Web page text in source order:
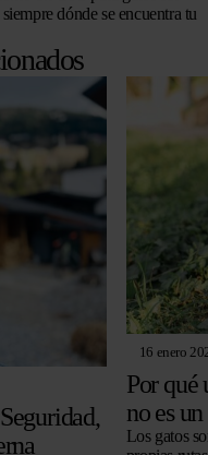
dónde se encuentra tu
16 enero
Por qué
no es
Los gatos